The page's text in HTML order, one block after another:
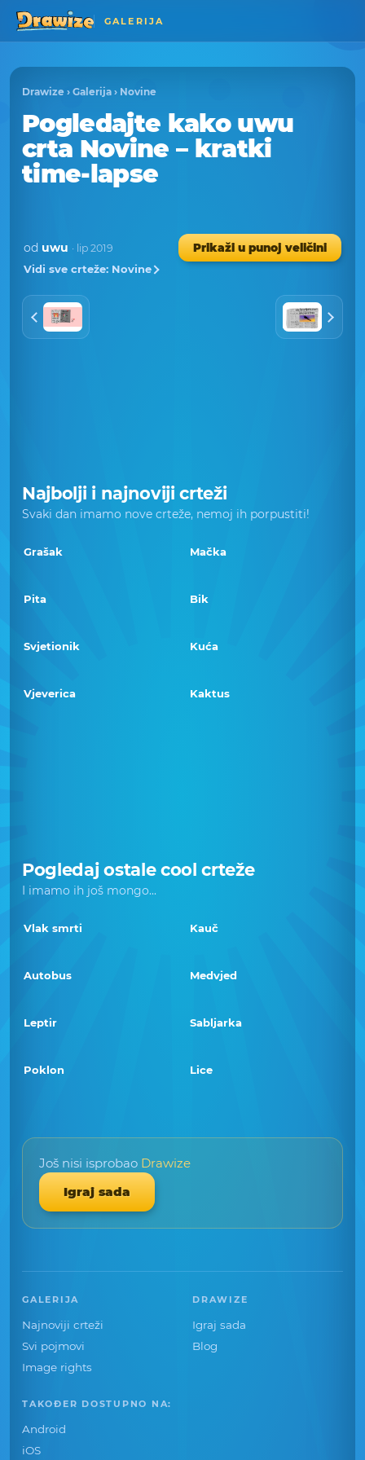
GALERIJA
Drawize › Galerija › Novine
Pogledajte kako uwu
crta Novine – kratki
time-lapse
od uwu · lip 2019
Prikaži u punoj veličini
Vidi sve crteže: Novine
Najbolji i najnoviji crteži
Svaki dan imamo nove crteže, nemoj ih porpustiti!
Grašak Mačka
Pita Bik
Svjetionik Kuća
Vjeverica Kaktus
Pogledaj ostale cool crteže
I imamo ih još mongo...
Vlak smrti Kauč
Autobus Medvjed
Leptir Sabljarka
Poklon Lice
Još nisi isprobao Drawize
Igraj sada
GALERIJA
Najnoviji crteži
Svi pojmovi
Image rights
DRAWIZE
Igraj sada
Blog
TAKOĐER DOSTUPNO NA:
Android
iOS